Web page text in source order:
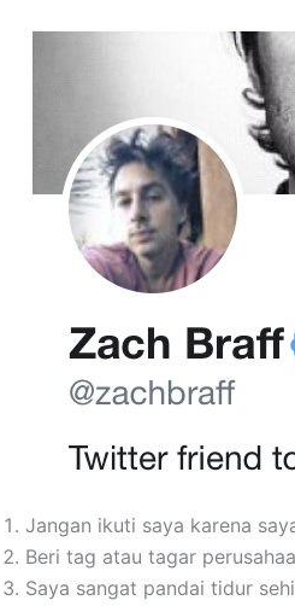
Jangan ikuti saya karena
Beri tag atau tagar
Saya sangat pandai tidur